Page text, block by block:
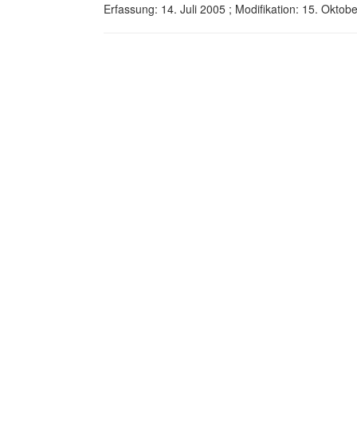
Erfassung: 14. Juli 2005 ; Modifikation: 15.